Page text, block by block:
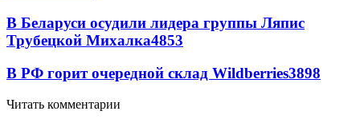
В Беларуси осудили лидера группы Ляпис
Трубецкой Михалка4853
В РФ горит очередной склад Wildberries3898
Читать комментарии